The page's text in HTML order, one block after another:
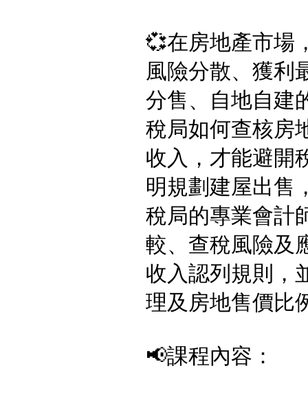
💞在房地產市場
風險分散、獲利
分售、自地自建
稅局如何查核房
收入，才能避開
明規劃建屋出售
稅局的專業會計
較、查稅風險及
收入認列規則，
理及房地售價比
📢課程內容：